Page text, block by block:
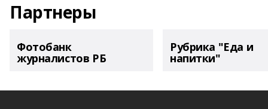
Партнеры
Фотобанк
журналистов РБ
Рубрика "Еда и
напитки"